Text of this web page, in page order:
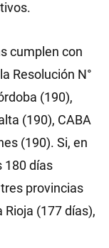
cumplen con
Resolución N°
(190),
(190), CABA
(190). Si, en
180 días
provincias
(177 días),